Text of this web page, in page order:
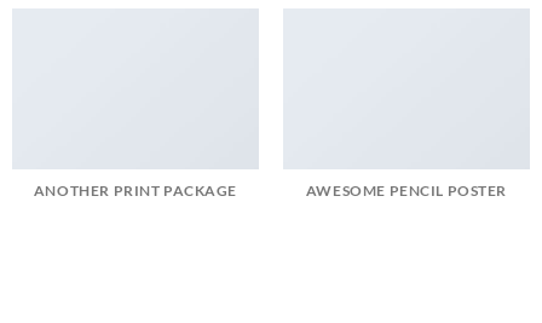
ANOTHER PRINT PACKAGE AWESOME PENCIL POSTER